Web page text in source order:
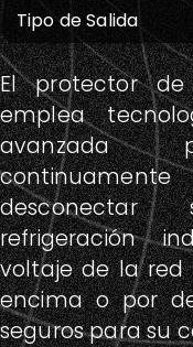
El protector
emplea
avanzada
refrigeración
voltaje de la red
encima o por
seguros para su
Tipo de Salida
Rango de Voltaje
Conexión a Tierra
Ajuste Voltaje Alto
Ajuste Voltaje Bajo
Ajuste de
Supresión Picos